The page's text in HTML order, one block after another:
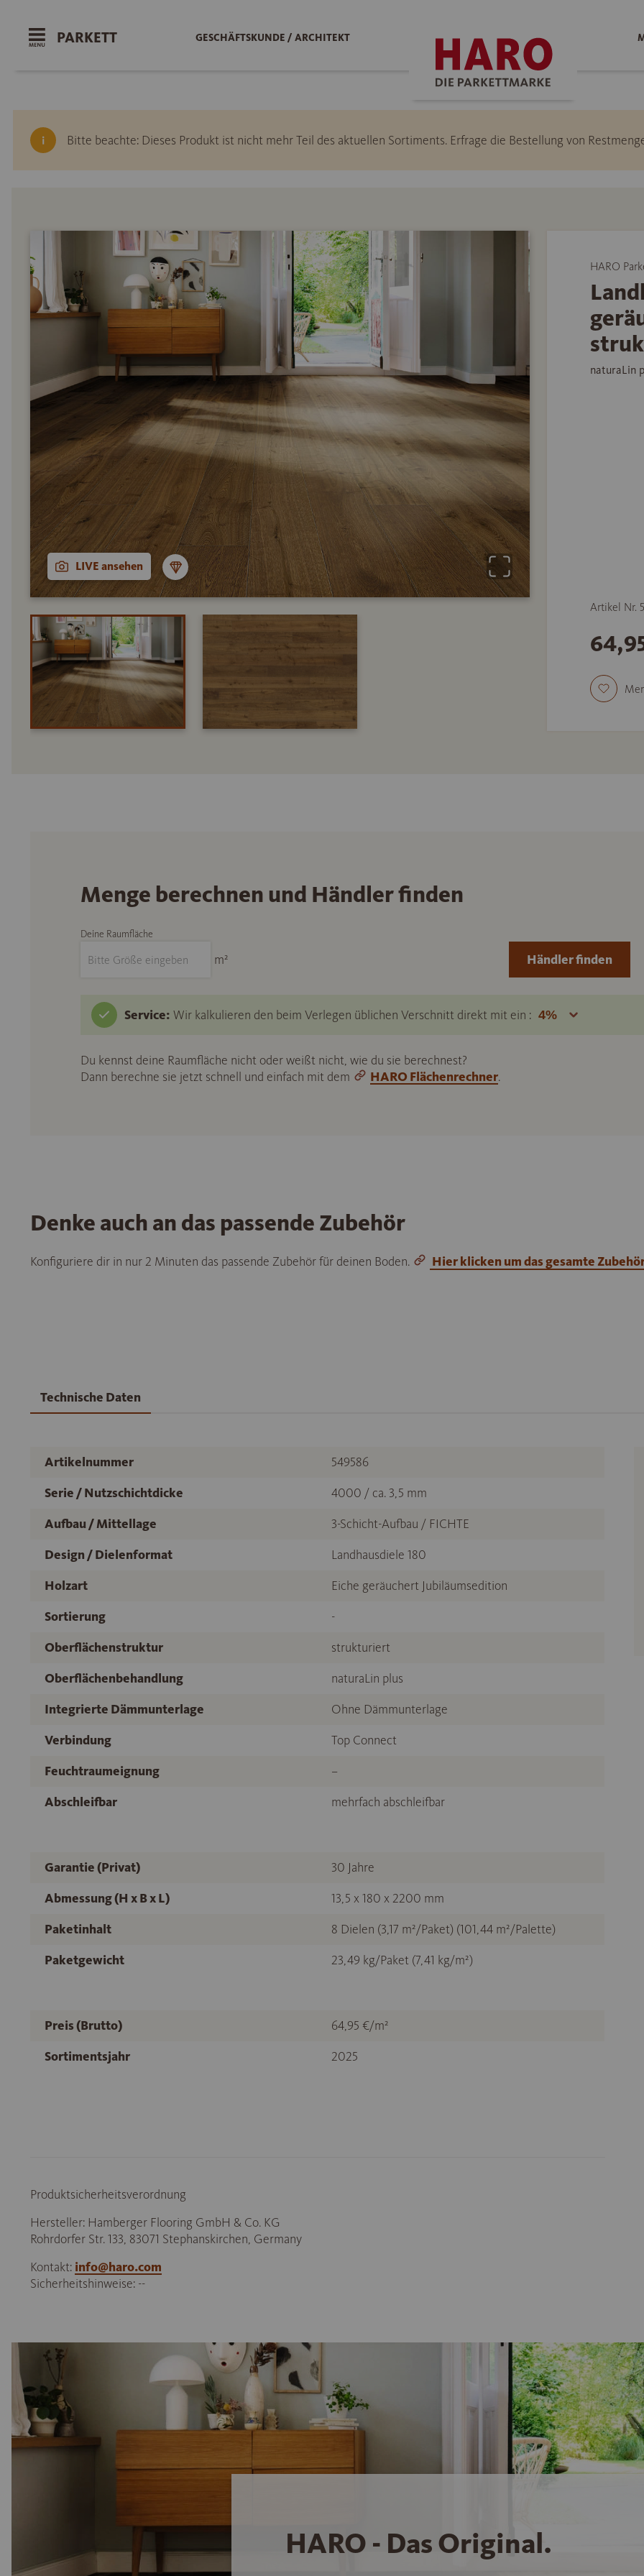
PARKETT GESCHÄFTSKUNDE / ARCHITEKT
Bitte beachte: Dieses Produkt ist nicht mehr Teil des aktuellen Sortiments. Erfrage die Bestellung von
LIVE ansehen
HARO
naturaLin
Artikel Nr.
Menge berechnen und Händler finden
Deine Raumfläche
m²
Service: Wir kalkulieren den beim Verlegen üblichen Verschnitt direkt mit ein :
Du kennst deine Raumfläche nicht oder weißt nicht, wie du sie berechnest?
Dann berechne sie jetzt schnell und einfach mit dem
HARO Flächenrechner.
Händler finden
Denke auch an das passende Zubehör
Konfiguriere dir in nur 2 Minuten das passende Zubehör für deinen Boden. Hier klicken um das gesamte
Technische Daten
Artikelnummer
549586
Serie / Nutzschichtdicke
4000 / ca. 3,5 mm
Aufbau / Mittellage
3-Schicht-Aufbau / FICHTE
Design / Dielenformat
Landhausdiele 180
Holzart
Eiche geräuchert Jubiläumsedition
Sortierung
-
Oberflächenstruktur
strukturiert
Oberflächenbehandlung
naturaLin plus
Integrierte Dämmunterlage
Ohne Dämmunterlage
Verbindung
Top Connect
Feuchtraumeignung
–
Abschleifbar
mehrfach abschleifbar
Garantie (Privat)
30 Jahre
Abmessung (H x B x L)
13,5 x 180 x 2200 mm
Paketinhalt
8 Dielen (3,17 m²/Paket) (101,44 m²/Palette)
Paketgewicht
23,49 kg/Paket (7,41 kg/m²)
Preis (Brutto)
64,95 €/m²
Sortimentsjahr
2025
Produktsicherheitsverordnung
Hersteller: Hamberger Flooring GmbH & Co. KG
Rohrdorfer Str. 133, 83071 Stephanskirchen, Germany
Kontakt: info@haro.com
Sicherheitshinweise: --
HARO - Das Original.